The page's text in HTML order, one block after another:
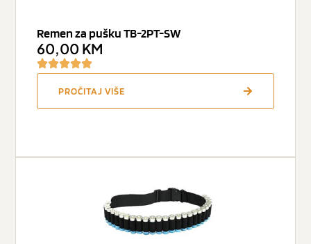
Remen za pušku TB-2PT-SW
60,00 KM
PROČITAJ VIŠE